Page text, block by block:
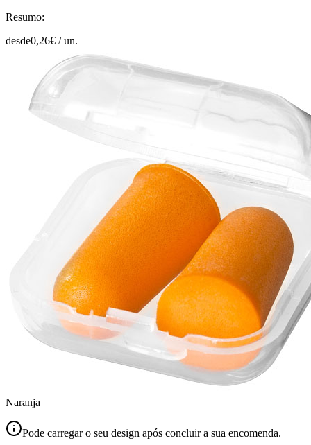
Resumo:
desde0,26€ /un.
Naranja
Pode carregar o seu design após concluir a sua encomenda.